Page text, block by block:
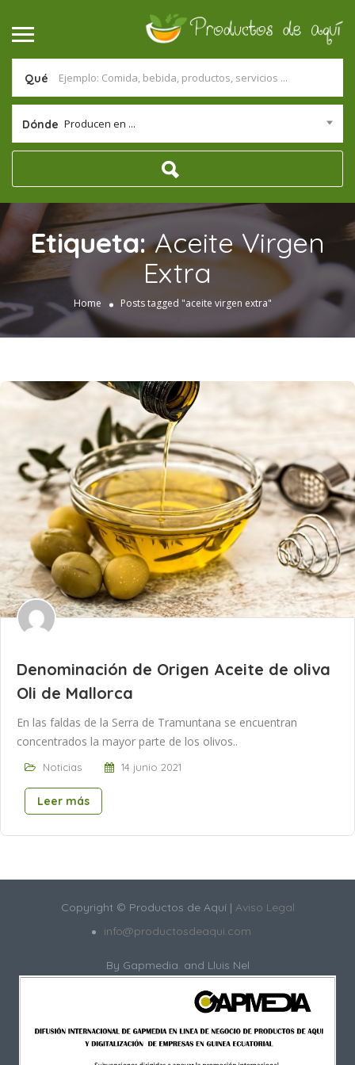
Qué
Dónde Producen en ...
Etiqueta:Aceite Virgen
Extra
Home Posts tagged "aceite virgen extra"
Denominación de Origen Aceite de oliva
Oli de Mallorca
En las faldas de la Serra de Tramuntana se encuentran
concentrados la mayor parte de los olivos..
Noticias 14 junio 2021
Leer más
Copyright © Productos de Aquí | Aviso Legal
info@productosdeaqui.com
By Gapmedia. and Lluis Nel